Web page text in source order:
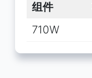
组件
710W